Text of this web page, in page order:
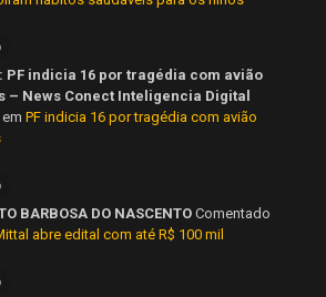
PF indicia 16 por tragédia com avião
– News Conect Inteligencia Digital
PF indicia 16 por tragédia com avião
BARBOSA DO NASCENTO Comentado
abre edital com até R$ 100 mil